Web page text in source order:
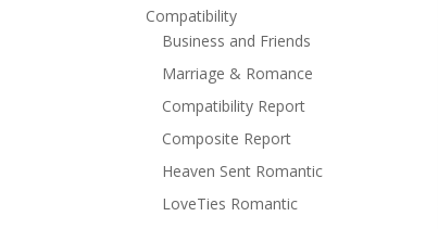
Compatibility
Business and Friends
Marriage & Romance
Compatibility Report
Composite Report
Heaven Sent Romantic
LoveTies Romantic